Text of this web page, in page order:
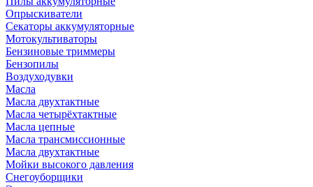
Опрыскиватели
Секаторы аккумуляторные
Мотокультиваторы
Бензиновые триммеры
Бензопилы
Воздуходувки
Масла
Масла двухтактные
Масла четырёхтактные
Масла цепные
Масла трансмиссионные
Масла двухтактные
Мойки высокого давления
Снегоуборщики